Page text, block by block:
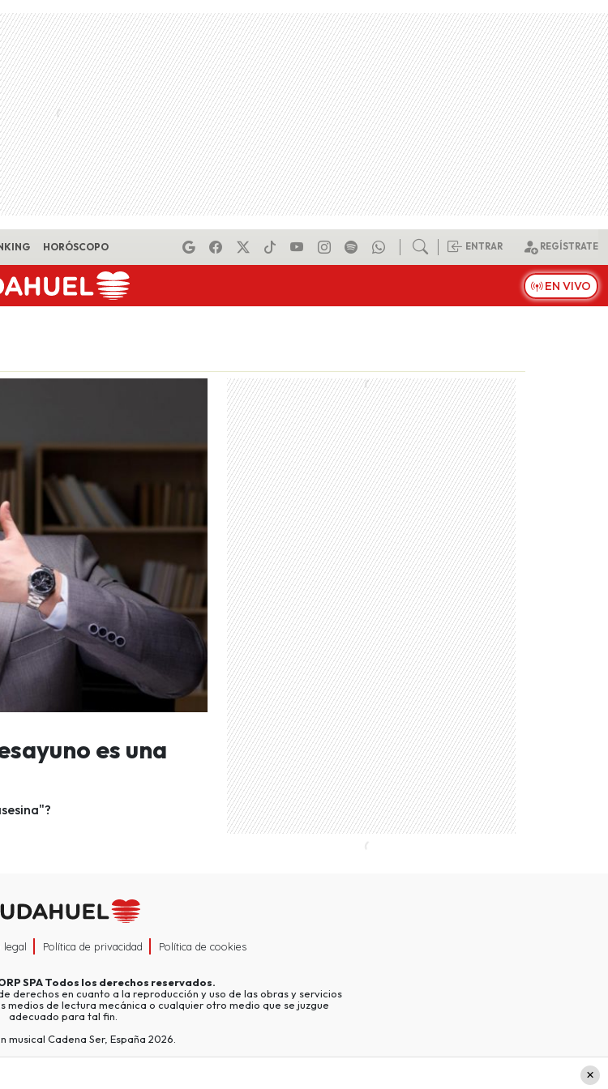
HORÓSCOPO ENTRAR REGÍSTRATE
EN VIVO
es una
legal Política de privacidad Política de cookies
SPATodos los derechos reservados.
derechos en cuanto a la reproducción y uso de las obras y servicios
de lectura mecánica o cualquier otro medio que se juzgue
adecuado para tal fin.
musical Cadena Ser, España 2026.